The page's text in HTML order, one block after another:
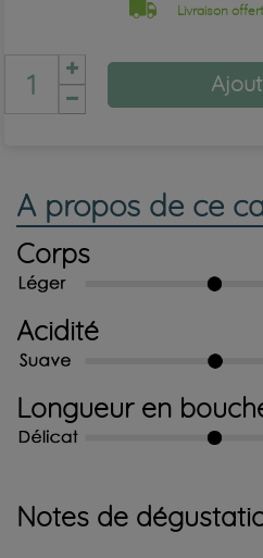
Livraison
A propos de ce
Corps
Acidité
Longueur en
Notes de